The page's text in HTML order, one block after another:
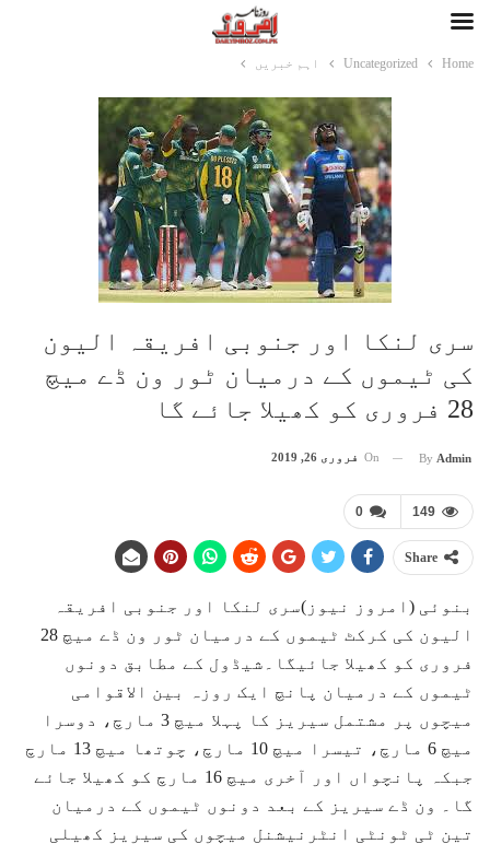
Home
Uncategorized اہم خبریں
سری لنکا اور جنوبی افریقہ الیون
کی ٹیموں کے درمیان ٹور ون ڈے میچ
28 فروری کو کھیلا جائے گا
By Admin
On فروری 26, 2019
0 149
Share
بنوئی (امروز نیوز)سری لنکا اور جنوبی افریقہ
الیون کی کرکٹ ٹیموں کے درمیان ٹور ون ڈے میچ 28
فروری کو کھیلا جائیگا۔شیڈول کے مطابق دونوں
ٹیموں کے درمیان پانچ ایک روزہ بین الاقوامی
میچوں پر مشتمل سیریز کا پہلا میچ 3 مارچ، دوسرا
میچ 6 مارچ، تیسرا میچ 10 مارچ، چوتھا میچ 13 مارچ
جبکہ پانچواں اور آخری میچ 16 مارچ کو کھیلا جائے
گا۔ ون ڈے سیریز کے بعد دونوں ٹیموں کے درمیان
تین ٹی ٹونٹی انٹرنیشنل میچوں کی سیریز کھیلی